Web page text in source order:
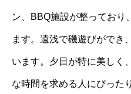
ン、BBQ施設が整っており
ます。遠浅で磯遊びができ
います。夕日が特に美しく
な時間を求める人にぴった